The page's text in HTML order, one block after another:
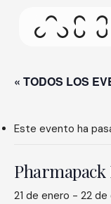
Esta pantalla
menos energía
de la pantalla.
contenido
« TODOS LOS
Este evento ha
Pharmapack
21 de enero - 22 de